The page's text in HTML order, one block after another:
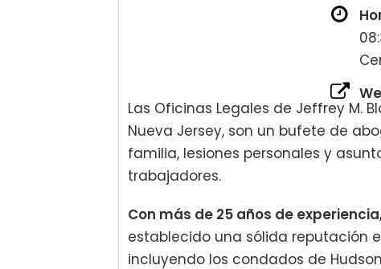
Las Oficinas Legales de Jeffrey M.
Nueva Jersey, son un bufete de
familia, lesiones personales y
trabajadores.
Con más de 25 años de
establecido una sólida reputación
incluyendo los condados de